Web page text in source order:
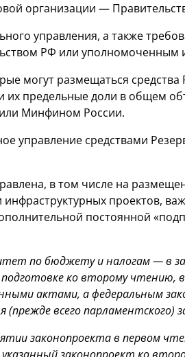
организации —
управления, а также
РФ или
могут размещаться
их предельные доли в общем
Минфином России.
управление средствами
в том числе на
проектов,
постоянной
по бюджету и налогам — в
ко второму
актами, а федеральным
всего парламентского)
законопроекта в первом